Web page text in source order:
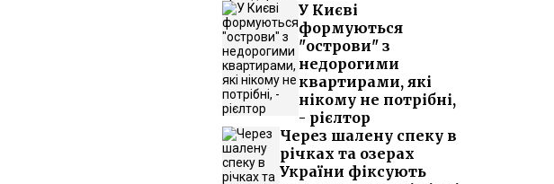
У Києві
формуються
"острови" з
недорогими
квартирами, які
нікому не потрібні,
- рієлтор
Через шалену спеку в
річках та озерах
України фіксують